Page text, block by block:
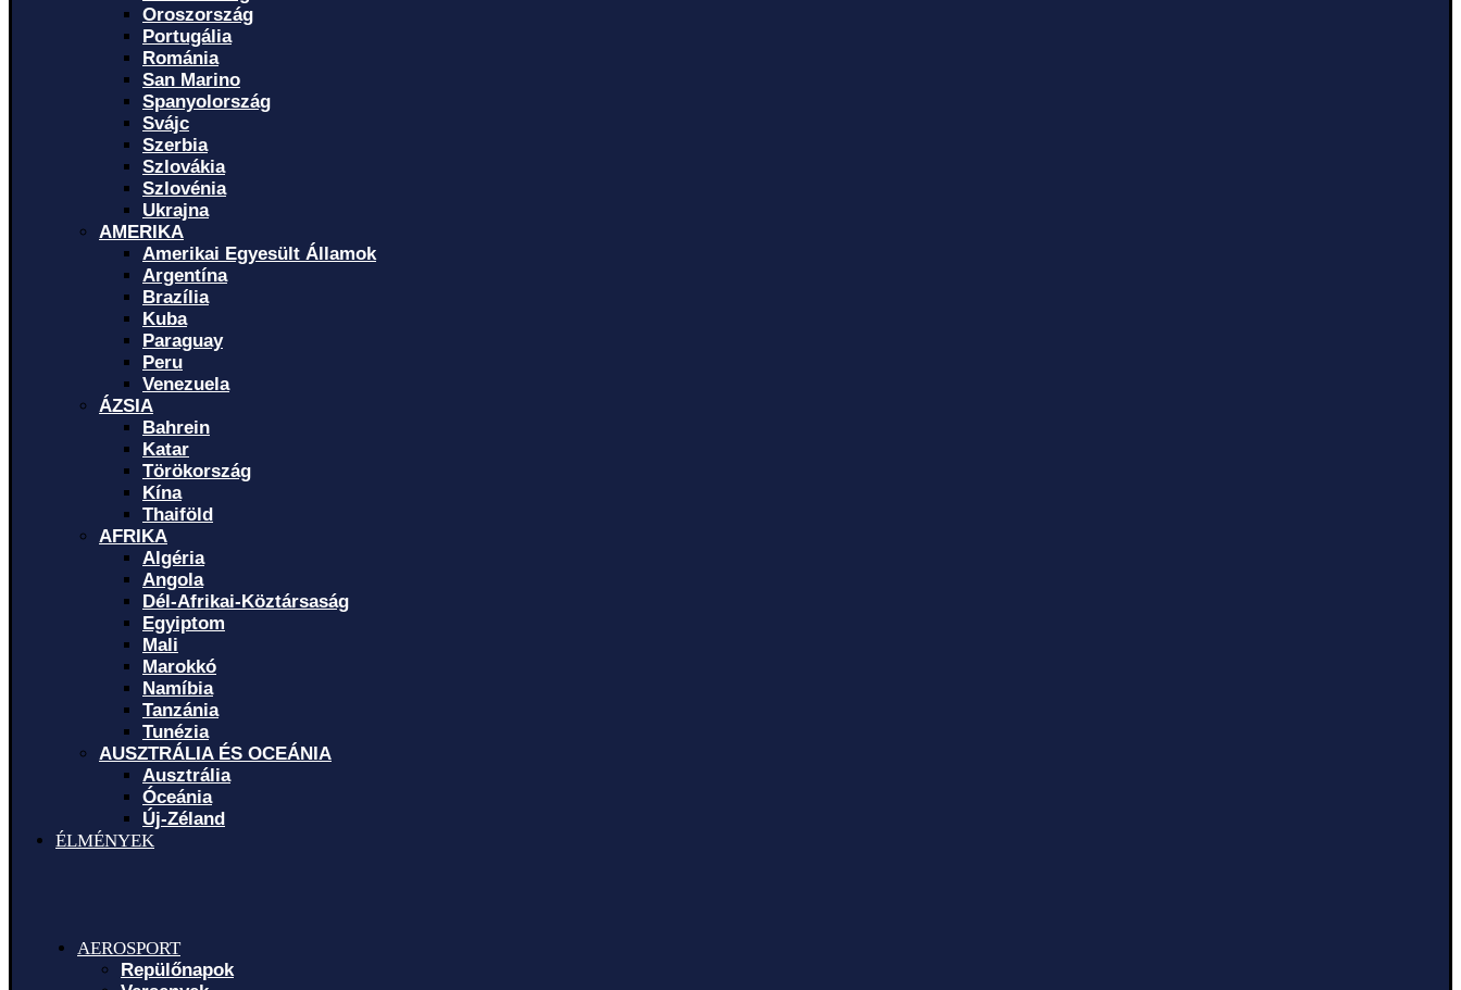
Oroszország
Portugália
Románia
San Marino
Spanyolország
Svájc
Szerbia
Szlovákia
Szlovénia
Ukrajna
AMERIKA
Amerikai Egyesült Államok
Argentína
Brazília
Kuba
Paraguay
Peru
Venezuela
ÁZSIA
Bahrein
Katar
Törökország
Kína
Thaiföld
AFRIKA
Algéria
Angola
Dél-Afrikai-Köztársaság
Egyiptom
Mali
Marokkó
Namíbia
Tanzánia
Tunézia
AUSZTRÁLIA ÉS OCEÁNIA
Ausztrália
Óceánia
Új-Zéland
ÉLMÉNYEK
AEROSPORT
Repülőnapok